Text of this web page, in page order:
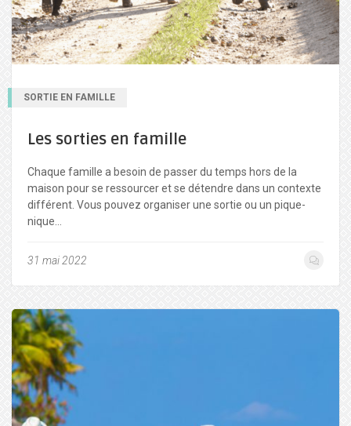
SORTIE EN FAMILLE
Les sorties en famille
Chaque famille a besoin de passer du temps hors de la
maison pour se ressourcer et se détendre dans un contexte
différent. Vous pouvez organiser une sortie ou un pique-
nique…
31 mai 2022